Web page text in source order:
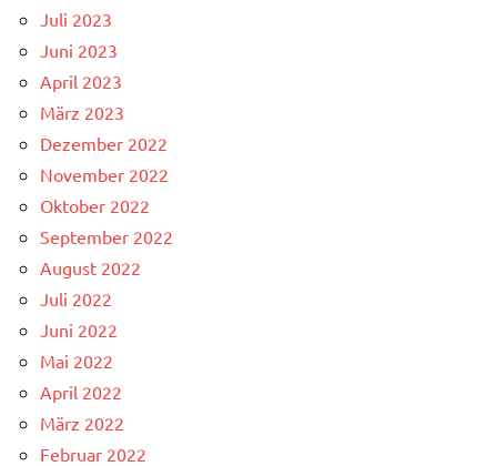
Juli 2023
Juni 2023
April 2023
März 2023
Dezember 2022
November 2022
Oktober 2022
September 2022
August 2022
Juli 2022
Juni 2022
Mai 2022
April 2022
März 2022
Februar 2022